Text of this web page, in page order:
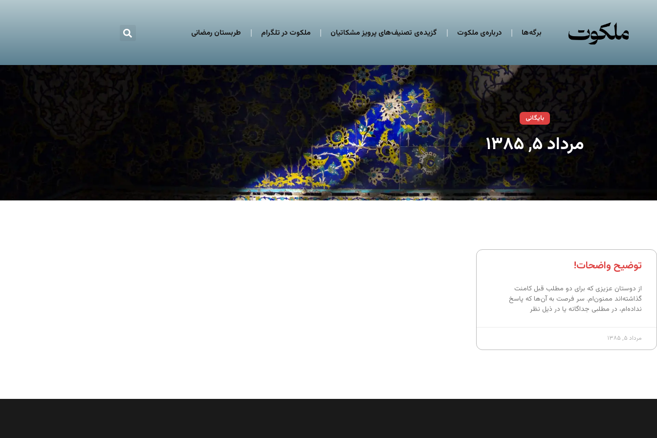
برگه‌ها درباره‌ی ملکوت گزیده‌ی تصنیف‌های پرویز مشکاتیان ملکوت در تلگرام طربستان رمضانی
بایگانی
مرداد ۵, ۱۳۸۵
توضیح واضحات!
از دوستان عزیزی که برای دو مطلب قبل کامنت
گذاشته‌اند ممنون‌ام. سر فرصت به آن‌ها که پاسخ
نداده‌ام، در مطلبی جداگانه یا در ذیل نظر
مرداد ۵, ۱۳۸۵